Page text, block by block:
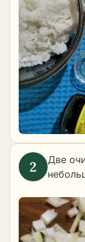
Две